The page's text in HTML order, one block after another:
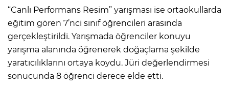
“Canlı Performans Resim” yarışması ise ortaokullarda
eğitim gören 7’nci sınıf öğrencileri arasında
gerçekleştirildi. Yarışmada öğrenciler konuyu
yarışma alanında öğrenerek doğaçlama şekilde
yaratıcılıklarını ortaya koydu. Jüri değerlendirmesi
sonucunda 8 öğrenci derece elde etti.